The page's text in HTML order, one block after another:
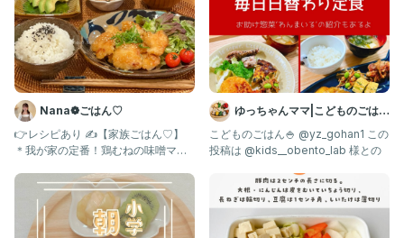
Nana❁ごはん♡
👉レシピあり ✍️【家族ごはん♡】
＊我が家の定番！鶏むねの味噌マヨ
ゆっちゃんママ|こどものごはん
×幼稚園べんとう
こどものごはん🍚 @yz_gohan1 この
投稿は @kids__obento_lab 様との